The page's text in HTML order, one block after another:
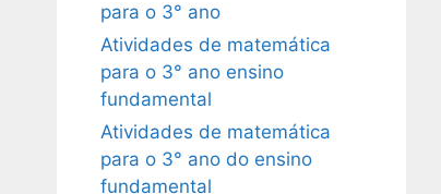
para o 3° ano
Atividades de matemática
para o 3° ano ensino
fundamental
Atividades de matemática
para o 3° ano do ensino
fundamental